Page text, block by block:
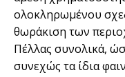
ολοκληρωμένου
θωράκιση των
Πέλλας συνολικά,
συνεχώς τα ίδια